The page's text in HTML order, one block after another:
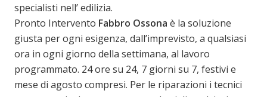
specialisti nell’ edilizia.
Pronto Intervento Fabbro Ossona è la soluzione
giusta per ogni esigenza, dall’imprevisto, a qualsiasi
ora in ogni giorno della settimana, al lavoro
programmato. 24 ore su 24, 7 giorni su 7, festivi e
mese di agosto compresi. Per le riparazioni i tecnici